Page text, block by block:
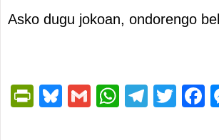
Asko dugu jokoan, ondorengo
PrintFriendly
Bluesky
Gmail